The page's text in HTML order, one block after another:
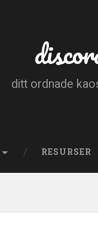
ditt ordnade
RESURSER